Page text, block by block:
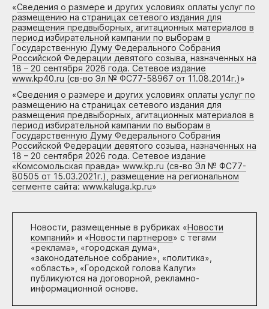
«Сведения о размере и других условиях оплаты услуг по
размещению на страницах сетевого издания для
размещения предвыборных, агитационных материалов в
период избирательной кампании по выборам в
Государственную Думу Федерального Собрания
Российской Федерации девятого созыва, назначенных на
18 – 20 сентября 2026 года. Сетевое издание
www.kp40.ru (св-во Эл № ФС77-58967 от 11.08.2014г.)»
«Сведения о размере и других условиях оплаты услуг по
размещению на страницах сетевого издания для
размещения предвыборных, агитационных материалов в
период избирательной кампании по выборам в
Государственную Думу Федерального Собрания
Российской Федерации девятого созыва, назначенных на
18 – 20 сентября 2026 года. Сетевое издание
«Комсомольская правда» www.kp.ru (св-во Эл № ФС77-
80505 от 15.03.2021г.), размещение на региональном
сегменте сайта: www.kaluga.kp.ru»
Новости, размещенные в рубриках «Новости
компаний» и «Новости партнеров» с тегами
«реклама», «городская дума»,
«законодательное собрание», «политика»,
«область», «Городской голова Калуги»
публикуются на договорной, рекламно-
информационной основе.